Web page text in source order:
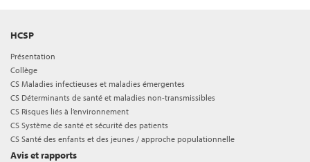
HCSP
Présentation
Collège
CS Maladies infectieuses et maladies émergentes
CS Déterminants de santé et maladies non-transmissibles
CS Risques liés à l’environnement
CS Système de santé et sécurité des patients
CS Santé des enfants et des jeunes / approche populationnelle
Avis et rapports